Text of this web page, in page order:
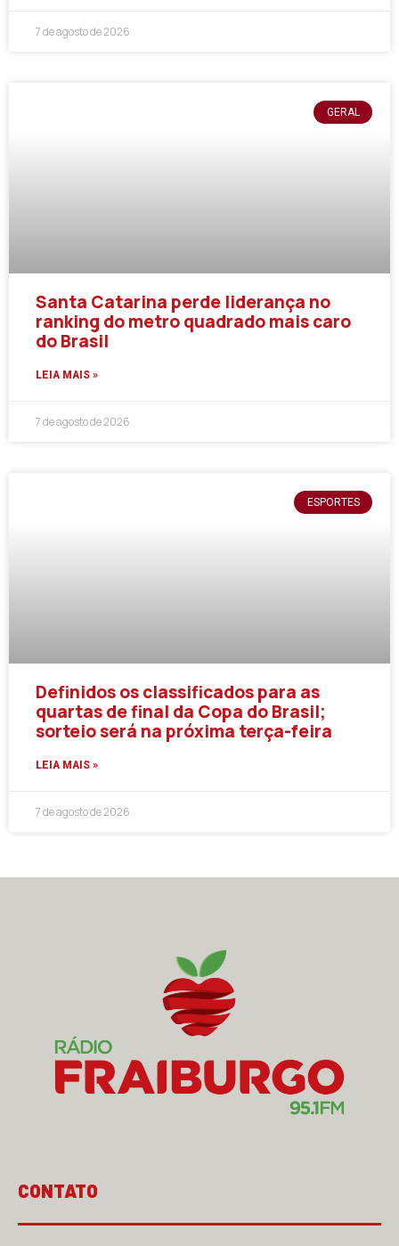
7 de agosto de 2026
GERAL
Santa Catarina perde liderança no
ranking do metro quadrado mais caro
do Brasil
LEIA MAIS »
7 de agosto de 2026
ESPORTES
Definidos os classificados para as
quartas de final da Copa do Brasil;
sorteio será na próxima terça-feira
LEIA MAIS »
7 de agosto de 2026
CONTATO